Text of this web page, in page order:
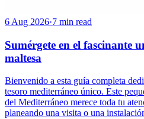
6 Aug 2026·7 min read
Sumérgete en el fascinante
maltesa
Bienvenido a esta guía completa
tesoro mediterráneo único. Este
del Mediterráneo merece toda tu
planeando una visita o una